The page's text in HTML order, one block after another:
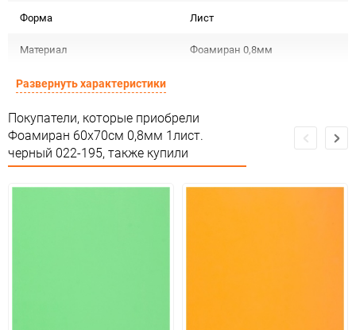
Форма Лист
Материал Фоамиран 0,8мм
Срок годности
Страна изготовителя Иран
Предназначение товара Для декора
Развернуть характеристики
Покупатели, которые приобрели
Фоамиран 60х70см 0,8мм 1лист.
черный 022-195, также купили